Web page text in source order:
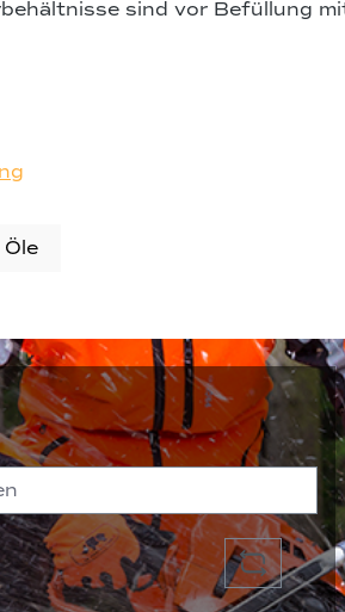
sind vor Befüllung
Öle